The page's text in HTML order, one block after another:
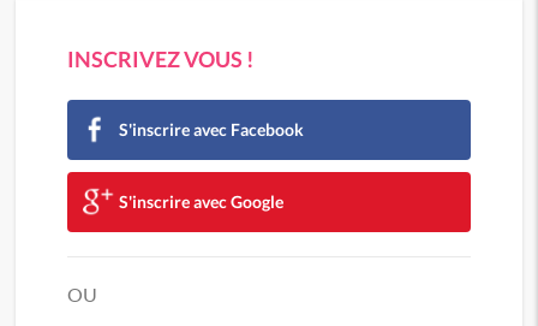
INSCRIVEZ VOUS !
S'inscrire avec Facebook
S'inscrire avec Google
OU